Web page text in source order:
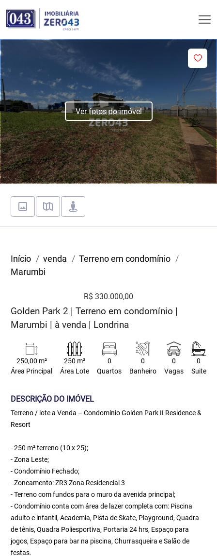
Ver fotos do imóvel
Início venda
Terreno em condomínio
Marumbi
R$ 330.000,00
Golden Park 2 | Terreno em condomínio |
Marumbi | à venda | Londrina
250,00 m²
Área Principal
250 m²
Área Lote
0
Quartos
0
Banheiro
0
Vagas
0
Suite
DESCRIÇÃO DO IMÓVEL
Terreno / lote a Venda – Condomínio Golden Park II Residence &
Resort
- 250 m² terreno (10 x 25);
- Zona Leste;
- Condomínio Fechado;
- Zoneamento: ZR3 Zona Residencial 3
- Terreno com fundos para o muro da avenida principal;
- Condomínio conta com área de lazer completa com: Piscina
adulto e infantil, Academia, Pista de Skate, Playground, Quadra
de tênis, Quadra Poliesportiva, Portaria 24 hrs, Espaço para
jogos, Espaço para bar na piscina, Churrasqueira e Salão de
festas.